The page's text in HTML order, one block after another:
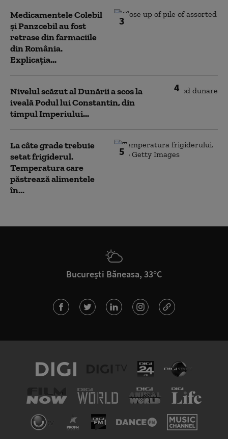
3
Medicamentele Colebil
și Panzcebil au fost
retrase din farmaciile
din România.
Explicația...
4
Nivelul scăzut al Dunării a scos la
iveală Podul lui Constantin, din
timpul Imperiului...
5
La câte grade trebuie
setat frigiderul.
Temperatura care
păstrează alimentele
în...
București Băneasa, 33°C